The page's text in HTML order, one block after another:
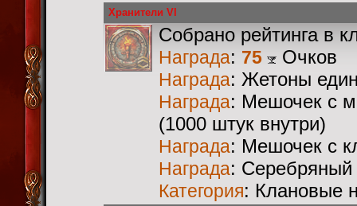
Хранители VI
Собрано рейтинга в
Награда: 75 Очков
Награда: Жетоны
Награда: Мешочек с
(1000 штук внутри)
Награда: Мешочек с
Награда: Серебряный
Категория: Клановые